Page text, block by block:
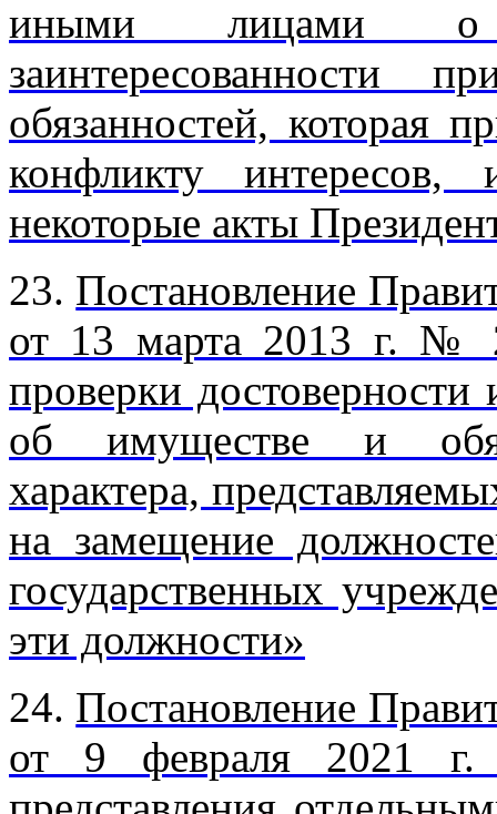
иными лицами о
заинтересованности
обязанностей, которая
конфликту
некоторые акты
23. Постановление
от 13 марта 2013 г. №
проверки
об имуществе и
характера,
на замещение
государственных
эти должности»
24. Постановление
от 9 февраля 2021